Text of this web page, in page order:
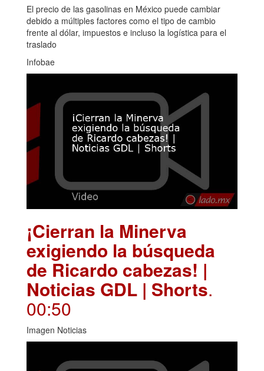
El precio de las gasolinas en México puede cambiar
debido a múltiples factores como el tipo de cambio
frente al dólar, impuestos e incluso la logística para el
traslado
Infobae
¡Cierran la Minerva
exigiendo la búsqueda
de Ricardo cabezas! |
Noticias GDL | Shorts.
00:50
Imagen Noticias